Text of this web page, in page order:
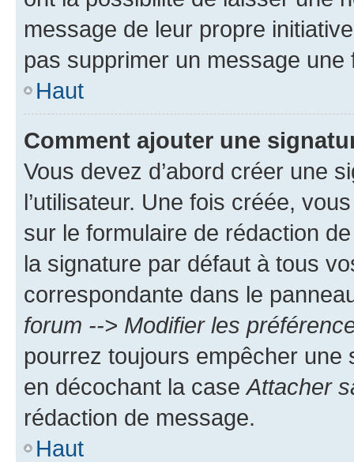
message de leur propre
pas supprimer un message une
Haut
Comment ajouter une
Vous devez d’abord créer une
l’utilisateur. Une fois créée,
sur le formulaire de rédaction
la signature par défaut à tous
correspondante dans le
forum --> Modifier les
pourrez toujours empêcher une
en décochant la case Attacher
rédaction de message.
Haut